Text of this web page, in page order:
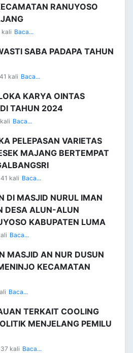
RANUYOSO
kali Baca...
SABA PADAPA TAHUN
kali Baca...
KARYA OINTAS
TAHUN 2024
Baca...
PELEPASAN VARIETAS
MAJANG BERTEMPAT
kali Baca...
DI MASJID NURUL IMAN
DESA ALUN-ALUN
KABUPATEN LUMA
Baca...
MASJID AN NUR DUSUN
KECAMATAN
Baca...
TERKAIT COOLING
MENJELANG PEMILU
kali Baca...